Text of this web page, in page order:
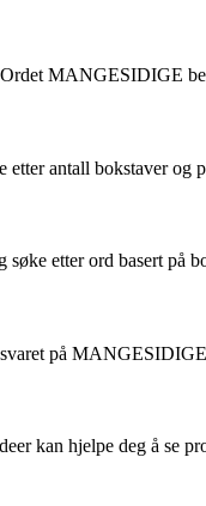
MANGESIDIGE
antall bokstaver og
etter ord basert på
på
kan hjelpe deg å se